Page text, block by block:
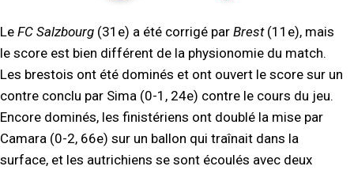
Le FC Salzbourg (31e) a été corrigé par Brest(11e), mais
le score est bien différent de la physionomie du match.
Les brestois ont été dominés et ont ouvert le score sur un
contre conclu par Sima (0-1, 24e) contre le cours du jeu.
Encore dominés, les finistériens ont doublé la mise par
Camara (0-2, 66e) sur un ballon qui traînait dans la
surface, et les autrichiens se sont écoulés avec deux